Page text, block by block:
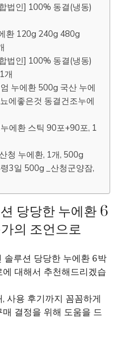
법인] 100% 동결(냉동)
환 120g 240g 480g
법인] 100% 동결(냉동)
개
누에환 500g 국산 누에
에좋은것 동결건조누에
에환 스틱 90포+90포, 1
청 누에환, 1개, 500g
3일 500g _산청군양잠,
당당한 누에환 6
의 조언으로
솔루션 당당한 누에환 6박
대해서 추천해드리겠습
사용 후기까지 꼼꼼하게
결정을 위해 도움을 드